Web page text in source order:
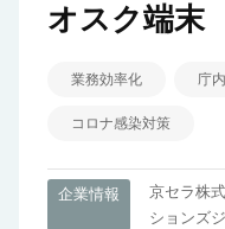
オスク端末
業務効率化 庁
コロナ感染対策
企業情報
京セラ株
ションズ